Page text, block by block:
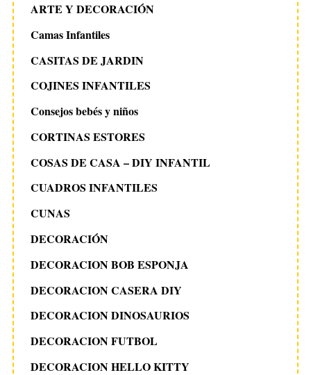
ARTE Y DECORACIÓN
Camas Infantiles
CASITAS DE JARDIN
COJINES INFANTILES
Consejos bebés y niños
CORTINAS ESTORES
COSAS DE CASA – DIY INFANTIL
CUADROS INFANTILES
CUNAS
DECORACIÓN
DECORACION BOB ESPONJA
DECORACION CASERA DIY
DECORACION DINOSAURIOS
DECORACION FUTBOL
DECORACION HELLO KITTY